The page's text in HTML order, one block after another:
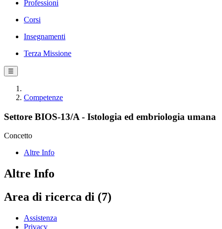
Professioni
Corsi
Insegnamenti
Terza Missione
☰
Competenze
Settore BIOS-13/A - Istologia ed embriologia umana
Concetto
Altre Info
Altre Info
Area di ricerca di (7)
Assistenza
Privacy